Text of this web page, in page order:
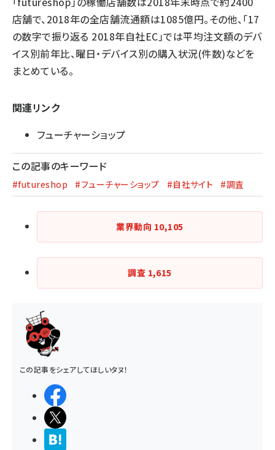
店舗で、2018年の全店舗流通額は1085億円。その他、「17
の数字で振り返る 2018年自社EC」では平均注文額のデバ
イス別前年比、曜日・デバイス別の購入状況(件数)などを
まとめている。
関連リンク
フューチャーショップ
この記事のキーワード
#futureshop #フューチャーショップ #自社サイト #調査
業界動向 10,105
調査 1,615
この記事をシェアしてほしいタヌ！